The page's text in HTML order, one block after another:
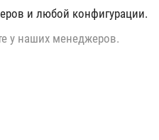
и любой конфигурации.
у наших менеджеров.